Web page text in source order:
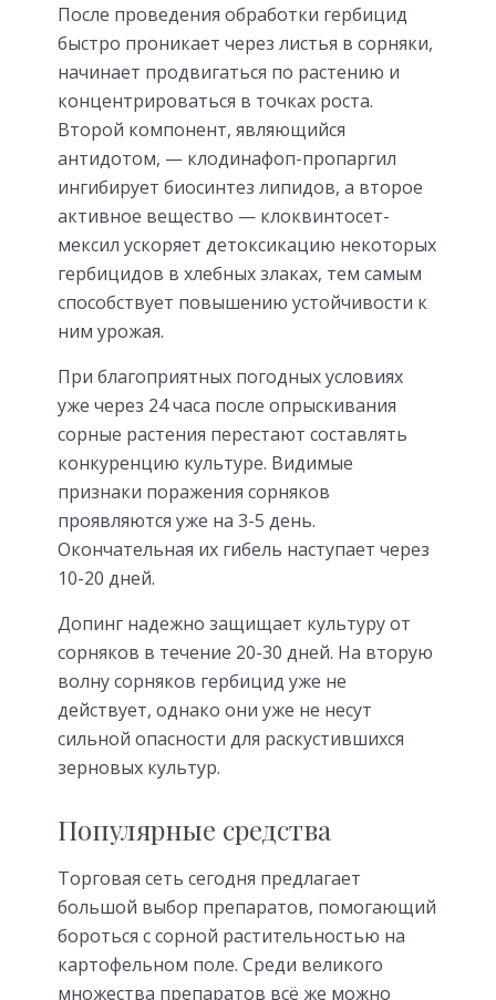
После проведения обработки гербицид
быстро проникает через листья в сорняки,
начинает продвигаться по растению и
концентрироваться в точках роста.
Второй компонент, являющийся
антидотом, — клодинафоп-пропаргил
ингибирует биосинтез липидов, а второе
активное вещество — клоквинтосет-
мексил ускоряет детоксикацию некоторых
гербицидов в хлебных злаках, тем самым
способствует повышению устойчивости к
ним урожая.
При благоприятных погодных условиях
уже через 24 часа после опрыскивания
сорные растения перестают составлять
конкуренцию культуре. Видимые
признаки поражения сорняков
проявляются уже на 3-5 день.
Окончательная их гибель наступает через
10-20 дней.
Допинг надежно защищает культуру от
сорняков в течение 20-30 дней. На вторую
волну сорняков гербицид уже не
действует, однако они уже не несут
сильной опасности для раскустившихся
зерновых культур.
Популярные средства
Торговая сеть сегодня предлагает
большой выбор препаратов, помогающий
бороться с сорной растительностью на
картофельном поле. Среди великого
множества препаратов всё же можно